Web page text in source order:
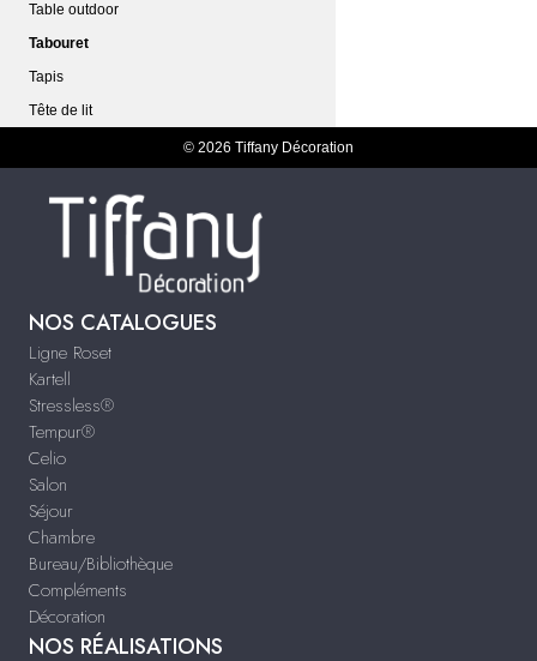
Table outdoor
Tabouret
Tapis
Tête de lit
© 2026 Tiffany Décoration
NOS CATALOGUES
Ligne Roset
Kartell
Stressless®
Tempur®
Celio
Salon
Séjour
Chambre
Bureau/Bibliothèque
Compléments
Décoration
NOS RÉALISATIONS